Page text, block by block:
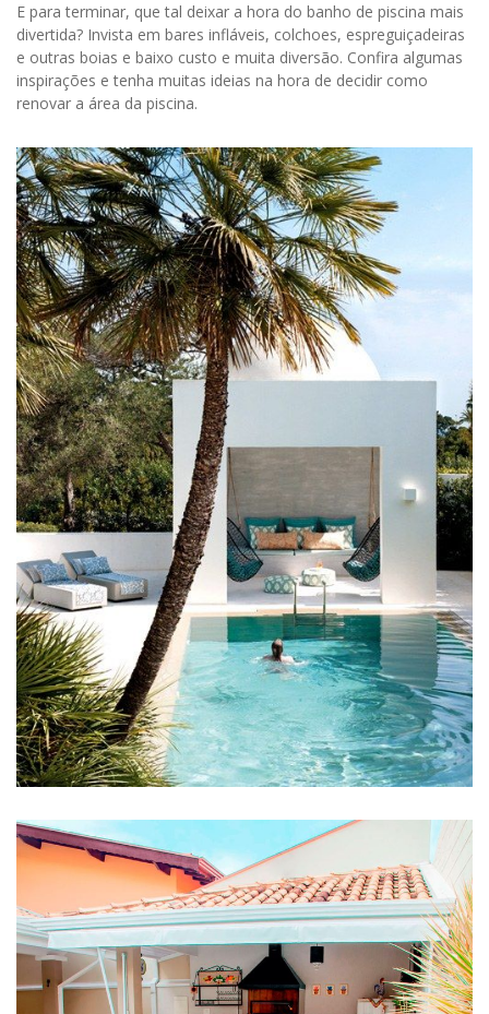
E para terminar, que tal deixar a hora do banho de piscina mais
divertida? Invista em bares infláveis, colchoes, espreguiçadeiras
e outras boias e baixo custo e muita diversão. Confira algumas
inspirações e tenha muitas ideias na hora de decidir como
renovar a área da piscina.